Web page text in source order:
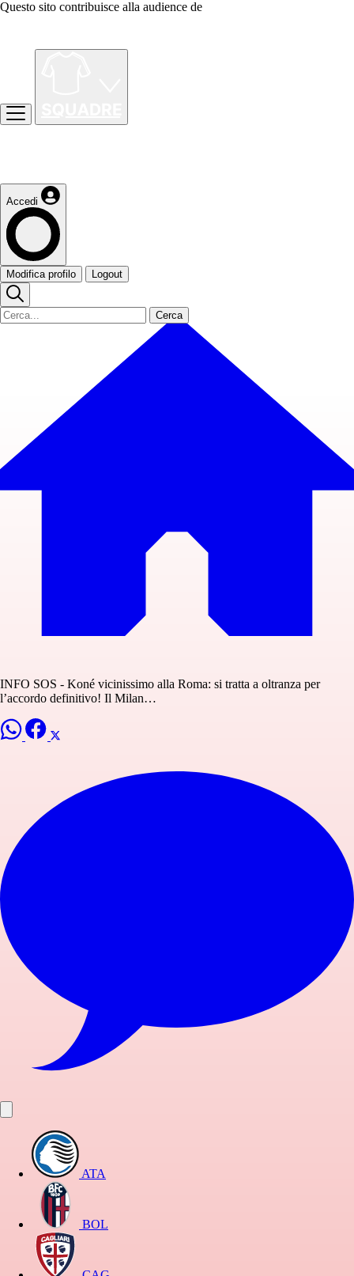
Questo sito contribuisce alla audience de
Accedi
Modifica profilo Logout
Cerca
INFO SOS - Koné vicinissimo alla Roma: si tratta a oltranza per
l’accordo definitivo! Il Milan…
ATA
BOL